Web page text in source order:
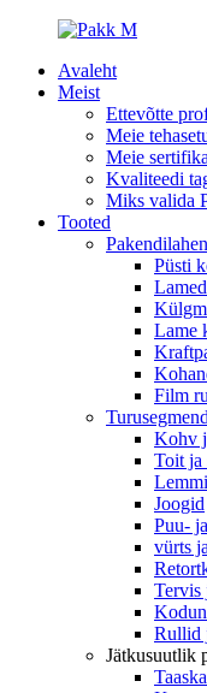
Avaleht
Meist
Ettevõtte
Meie
Meie
Kvaliteedi
Miks valida
Tooted
Püsti
Lame
Film
Kohv
Toit ja
Joogid
Puu-
vürts
Tervis
Rullid
Jätkusuutlik